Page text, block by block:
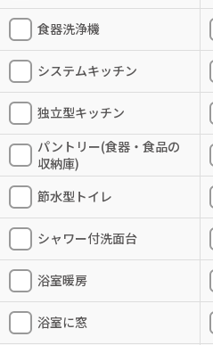
食器洗浄機
システムキッチン
独立型キッチン
パントリー(食器・食品の
収納庫)
節水型トイレ
シャワー付洗面台
浴室暖房
浴室に窓